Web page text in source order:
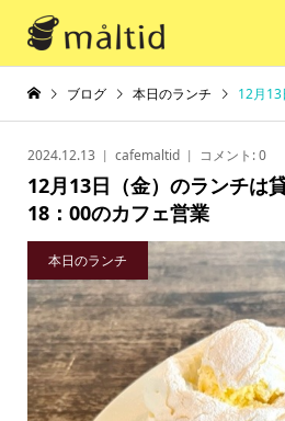
ブログ 本日のランチ 12月13日（
2024.12.13 cafemaltid コメント:0
12月13日（金）のランチは
18：00のカフェ営業
本日のランチ